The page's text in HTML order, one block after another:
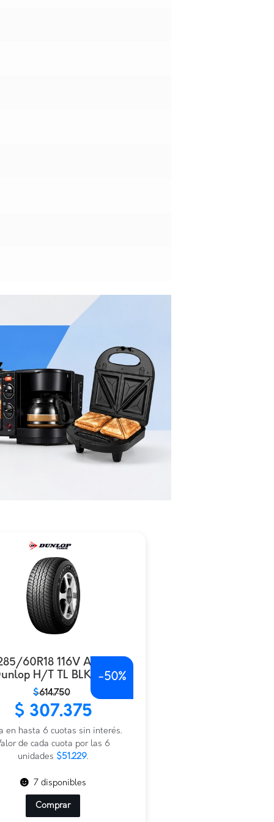
60R18 116V AT25
H/T TL BLK JAP
$614.750
$ 307.375
en hasta 6 cuotas sin interés.
de cada cuota por las 6
unidades $51.229.
-50%
7 disponibles
Comprar